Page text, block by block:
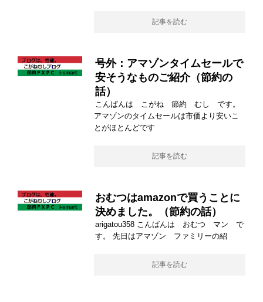
記事を読む
号外：アマゾンタイムセールで
安そうなものご紹介（節約の
話）
こんばんは こがね 節約 むし です。
アマゾンのタイムセールは市価より安いこ
とがほとんどです
記事を読む
おむつはamazonで買うことに
決めました。（節約の話）
arigatou358 こんばんは おむつ マン で
す。 先日はアマゾン ファミリーの紹
記事を読む